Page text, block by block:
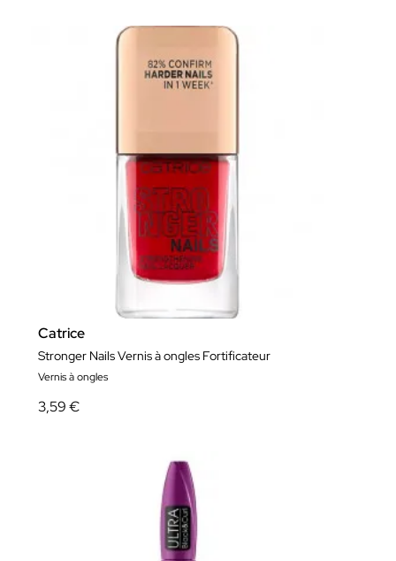
Catrice
Stronger Nails Vernis à ongles Fortificateur
Vernis à ongles
3,59 €